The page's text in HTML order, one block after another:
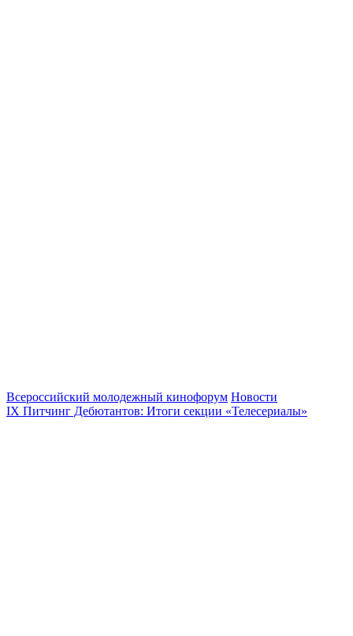
Всероссийский молодежный кинофорум Новости
IX Питчинг Дебютантов: Итоги секции «Телесериалы»